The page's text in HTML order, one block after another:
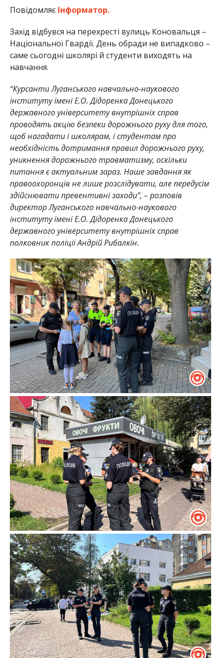
Повідомляє Інформатор.
Захід відбувся на перехресті вулиць Коновальця –
Національної Гвардії. День обради не випадково –
саме сьогодні школярі й студенти виходять на
навчання.
“Курсанти Луганського навчально-наукового
інституту імені Е.О. Дідоренка Донецького
державного університету внутрішніх справ
проводять акцію безпеки дорожнього руху для того,
щоб нагадати і школярам, і студентам про
необхідність дотримання правил дорожнього руху,
уникнення дорожнього травматизму, оскільки
питання є актуальним зараз. Наше завдання як
правоохоронців не лише розслідувати, але передусім
здійснювати превентивні заходи”, – розповів
директор Луганського навчально-наукового
інституту імені Е.О. Дідоренка Донецького
державного університету внутрішніх справ
полковник поліції Андрій Рибалкін.